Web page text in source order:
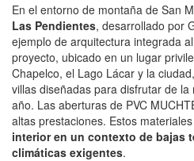
En el entorno de montaña de San
Las Pendientes, desarrollado por
ejemplo de arquitectura integrada
proyecto, ubicado en un lugar
Chapelco, el Lago Lácar y la
villas diseñadas para disfrutar de
año. Las aberturas de PVC
altas prestaciones. Estos materiales
interior en un contexto de bajas
climáticas exigentes.